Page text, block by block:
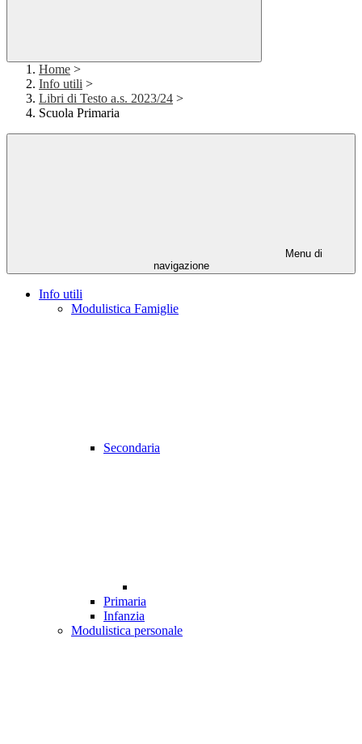
Home >
Info utili >
Libri di Testo a.s. 2023/24 >
Scuola Primaria
Menu di
navigazione
Info utili
Modulistica Famiglie
Secondaria
Primaria
Infanzia
Modulistica personale